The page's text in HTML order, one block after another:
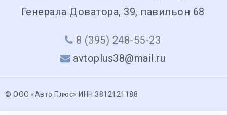
Генерала Доватора, 39, павильон 68
8 (395) 248-55-23
avtoplus38@mail.ru
© ООО «Авто Плюс» ИНН 3812121188